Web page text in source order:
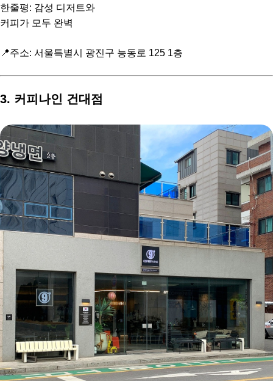
한줄평: 감성 디저트와
커피가 모두 완벽
📍주소: 서울특별시 광진구 능동로 125 1층
3. 커피나인 건대점